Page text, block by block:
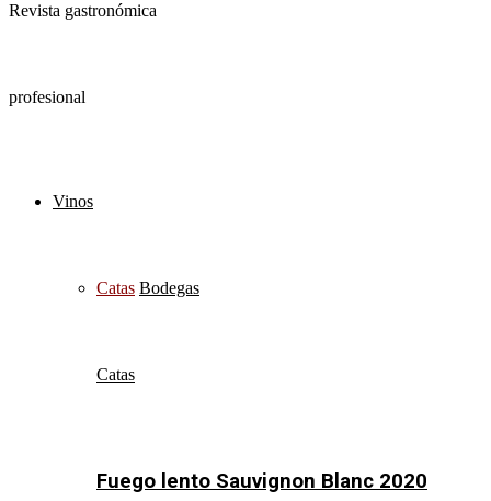
Revista gastronómica
profesional
Vinos
Catas Bodegas
Catas
Fuego lento Sauvignon Blanc 2020